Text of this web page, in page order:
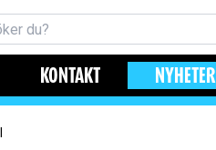
KONTAKT NYHETER